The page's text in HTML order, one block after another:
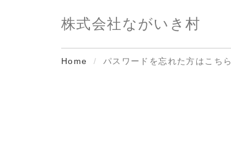
株式会社ながいき村
Home パスワードを忘れた方はこちら